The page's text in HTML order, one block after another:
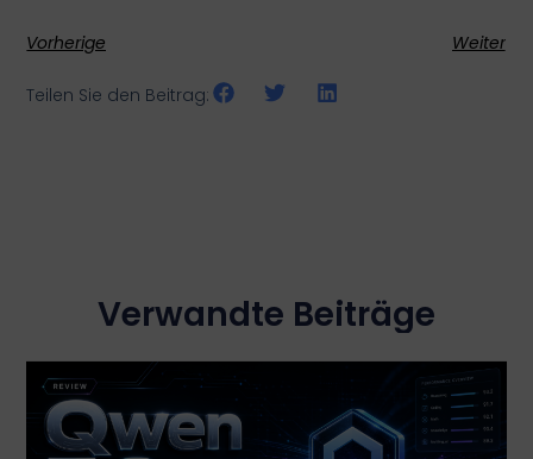
Vorherige Weiter
Teilen Sie den Beitrag:
Verwandte Beiträge